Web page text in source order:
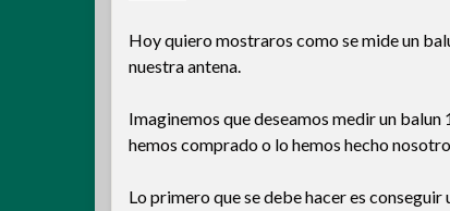
Hoy quiero mostraros como se mide un
nuestra antena.
Imaginemos que deseamos medir un balun
hemos comprado o lo hemos hecho
Lo primero que se debe hacer es